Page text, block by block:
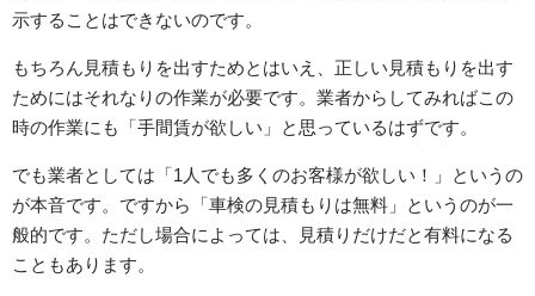
示することはできないのです。
もちろん見積もりを出すためとはいえ、正しい見積もりを出す
ためにはそれなりの作業が必要です。業者からしてみればこの
時の作業にも「手間賃が欲しい」と思っているはずです。
でも業者としては「1人でも多くのお客様が欲しい！」というの
が本音です。ですから「車検の見積もりは無料」というのが一
般的です。ただし場合によっては、見積りだけだと有料になる
こともあります。